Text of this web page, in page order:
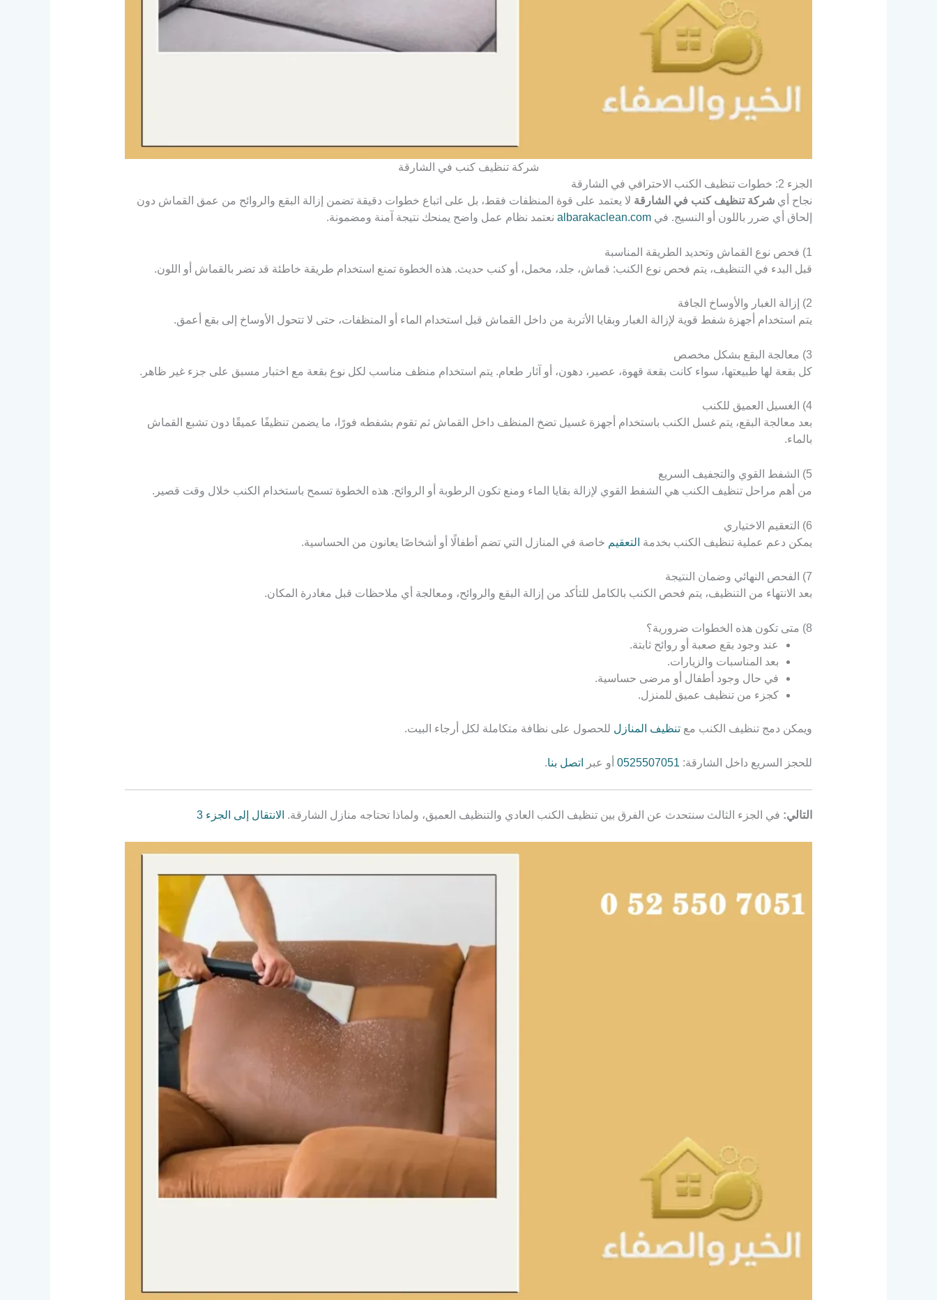
شركة تنظيف كنب في الشارقة
الجزء 2: خطوات تنظيف الكنب الاحترافي في الشارقة
نجاح أي شركة تنظيف كنب في الشارقة لا يعتمد على قوة المنظفات فقط، بل على اتباع خطوات دقيقة تضمن إزالة البقع والروائح من عمق القماش دون
إلحاق أي ضرر باللون أو النسيج. في albarakaclean.comنعتمد نظام عمل واضح يمنحك نتيجة آمنة ومضمونة.
1) فحص نوع القماش وتحديد الطريقة المناسبة
قبل البدء في التنظيف، يتم فحص نوع الكنب: قماش، جلد، مخمل، أو كنب حديث. هذه الخطوة تمنع استخدام طريقة خاطئة قد تضر بالقماش أو اللون.
2) إزالة الغبار والأوساخ الجافة
يتم استخدام أجهزة شفط قوية لإزالة الغبار وبقايا الأتربة من داخل القماش قبل استخدام الماء أو المنظفات، حتى لا تتحول الأوساخ إلى بقع أعمق.
3) معالجة البقع بشكل مخصص
كل بقعة لها طبيعتها، سواء كانت بقعة قهوة، عصير، دهون، أو آثار طعام. يتم استخدام منظف مناسب لكل نوع بقعة مع اختبار مسبق على جزء غير ظاهر.
4) الغسيل العميق للكنب
بعد معالجة البقع، يتم غسل الكنب باستخدام أجهزة غسيل تضخ المنظف داخل القماش ثم تقوم بشفطه فورًا، ما يضمن تنظيفًا عميقًا دون تشبع القماش
بالماء.
5) الشفط القوي والتجفيف السريع
من أهم مراحل تنظيف الكنب هي الشفط القوي لإزالة بقايا الماء ومنع تكون الرطوبة أو الروائح. هذه الخطوة تسمح باستخدام الكنب خلال وقت قصير.
6) التعقيم الاختياري
يمكن دعم عملية تنظيف الكنب بخدمة التعقيم خاصة في المنازل التي تضم أطفالًا أو أشخاصًا يعانون من الحساسية.
7) الفحص النهائي وضمان النتيجة
بعد الانتهاء من التنظيف، يتم فحص الكنب بالكامل للتأكد من إزالة البقع والروائح، ومعالجة أي ملاحظات قبل مغادرة المكان.
8) متى تكون هذه الخطوات ضرورية؟
عند وجود بقع صعبة أو روائح ثابتة.
بعد المناسبات والزيارات.
في حال وجود أطفال أو مرضى حساسية.
كجزء من تنظيف عميق للمنزل.
ويمكن دمج تنظيف الكنب مع تنظيف المنازل للحصول على نظافة متكاملة لكل أرجاء البيت.
للحجز السريع داخل الشارقة: 0525507051أو عبر اتصل بنا.
التالي: في الجزء الثالث سنتحدث عن الفرق بين تنظيف الكنب العادي والتنظيف العميق، ولماذا تحتاجه منازل الشارقة. الانتقال إلى الجزء 3